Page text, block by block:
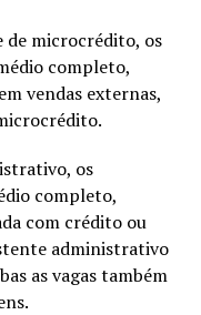
de microcrédito, os
completo,
vendas externas,
os
completo,
com crédito ou
administrativo
as vagas também